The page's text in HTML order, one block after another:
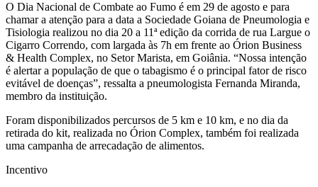
O Dia Nacional de Combate ao Fumo é em 29 de agosto e para
chamar a atenção para a data a Sociedade Goiana de Pneumologia e
Tisiologia realizou no dia 20 a 11ª edição da corrida de rua Largue o
Cigarro Correndo, com largada às 7h em frente ao Órion Business
& Health Complex, no Setor Marista, em Goiânia. “Nossa intenção
é alertar a população de que o tabagismo é o principal fator de risco
evitável de doenças”, ressalta a pneumologista Fernanda Miranda,
membro da instituição.
Foram disponibilizados percursos de 5 km e 10 km, e no dia da
retirada do kit, realizada no Órion Complex, também foi realizada
uma campanha de arrecadação de alimentos.
Incentivo